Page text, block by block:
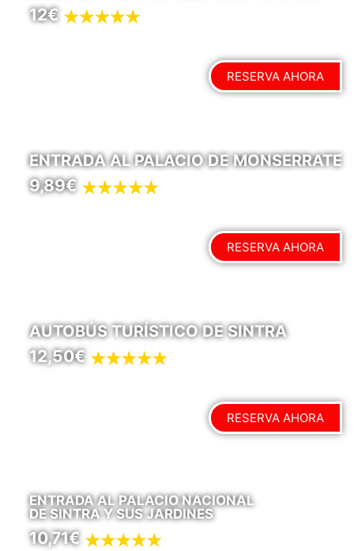
12€
RESERVA AHORA
ENTRADA AL PALACIO DE MONSERRATE
9,89€
RESERVA AHORA
AUTOBÚS TURÍSTICO DE SINTRA
12,50€
RESERVA AHORA
ENTRADA AL PALACIO NACIONAL
DE SINTRA Y SUS JARDINES
10,71€